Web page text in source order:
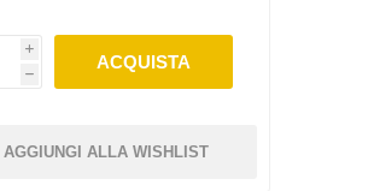
i
h
ACQUISTA
AGGIUNGI ALLA WISHLIST